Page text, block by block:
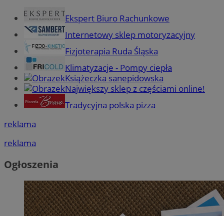
Ekspert Biuro Rachunkowe
Internetowy sklep motoryzacyjny
Fizjoterapia Ruda Śląska
Klimatyzacje - Pompy ciepła
Książeczka sanepidowska
Największy sklep z częściami online!
Tradycyjna polska pizza
reklama
reklama
Ogłoszenia